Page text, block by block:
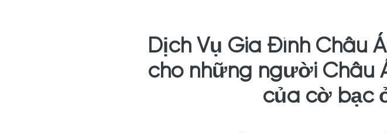
Dịch Vụ Gia Đình Châu
cho những người Châu
của cờ bạc